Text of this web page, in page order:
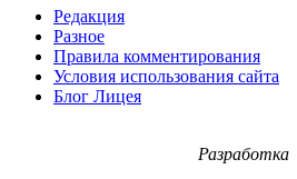
Редакция
Разное
Правила комментирования
Условия использования сайта
Блог Лицея
Разработка